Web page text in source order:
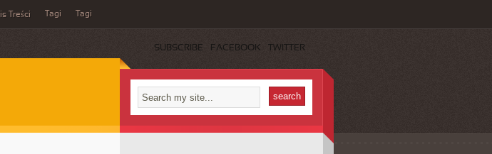
Treści Tagi Tagi
SUBSCRIBE FACEBOOK TWITTER